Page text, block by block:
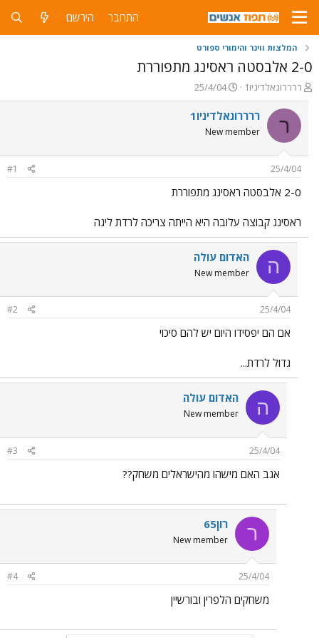
התחבר הירשם
המלצות ווינר והימורי ספורט
2-0 אלבסטה ראסינג מתפוררת
פ
ו
ת
ח
ה
ש
א
ררררונאלדיניו1
פ
ו
ר
ם
ר
25/4/04
ר ררררונאלדיניו1
New member
25/4/04
#1
2-0 אלבסטה ראסינג מתפוררת
ראסינג קבוצה עלובה היא הייתה צריכה לרדת ליגה
ה האדום עולה
New member
25/4/04
#2
אם הם יפסידו היום יש להם סיכוי
גדול לרדת...
ה האדום עולה
New member
25/4/04
#3
אגב האם מישהו מהישראלים משחק??
ר רון65
New member
25/4/04
#4
משחקים הלפרין ובורשיין